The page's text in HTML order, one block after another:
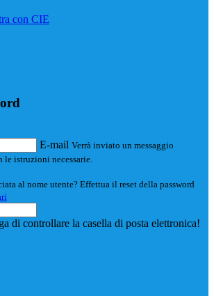
con CIE
E-mail Verrà inviato un messaggio
istruzioni necessarie.
al nome utente? Effettua il reset della password
di controllare la casella di posta elettronica!